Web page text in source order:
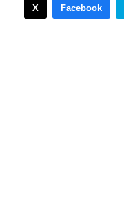
X Facebook